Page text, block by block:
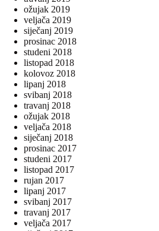
ožujak 2019
veljača 2019
siječanj 2019
prosinac 2018
studeni 2018
listopad 2018
kolovoz 2018
lipanj 2018
svibanj 2018
travanj 2018
ožujak 2018
veljača 2018
siječanj 2018
prosinac 2017
studeni 2017
listopad 2017
rujan 2017
lipanj 2017
svibanj 2017
travanj 2017
veljača 2017